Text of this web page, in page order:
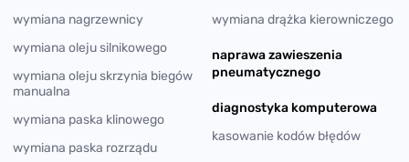
wymiana nagrzewnicy
wymiana oleju silnikowego
wymiana oleju skrzynia biegów
manualna
wymiana paska klinowego
wymiana paska rozrządu
wymiana drążka kierowniczego
naprawa zawieszenia
pneumatycznego
diagnostyka komputerowa
kasowanie kodów błędów